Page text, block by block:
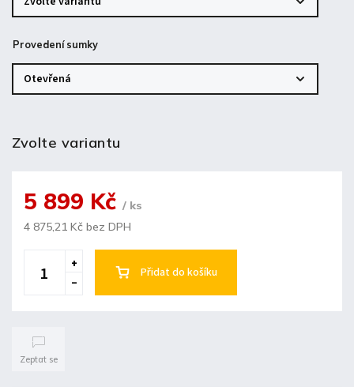
Provedení sumky
Zvolte variantu
5 899 Kč / ks
4 875,21 Kč bez DPH
Přidat do košíku
Zeptat se